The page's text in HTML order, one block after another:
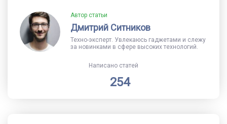
Автор статьи
Дмитрий Ситников
Техно-эксперт. Увлекаюсь гаджетами и слежу
за новинками в сфере высоких технологий.
Написано статей
254